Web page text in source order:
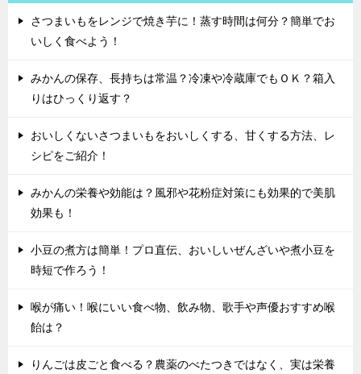
さつまいもをレンジで焼き芋に！蒸す時間は何分？簡単でお
いしく食べよう！
みかんの保存、長持ちは常温？冷凍や冷蔵庫でもＯＫ？箱入
りはひっくり返す？
おいしくないさつまいもをおいしくする、甘くする方法、レ
シピをご紹介！
みかんの栄養や効能は？風邪や花粉症対策にも効果的で美肌
効果も！
小豆の煮方は簡単！プロ直伝、おいしいぜんざいや煮小豆を
時短で作ろう！
喉が痛い！喉にいい食べ物、飲み物、歌手や声優おすすめ喉
飴は？
りんごは皮ごと食べる？農薬のべたつきではなく、実は栄養